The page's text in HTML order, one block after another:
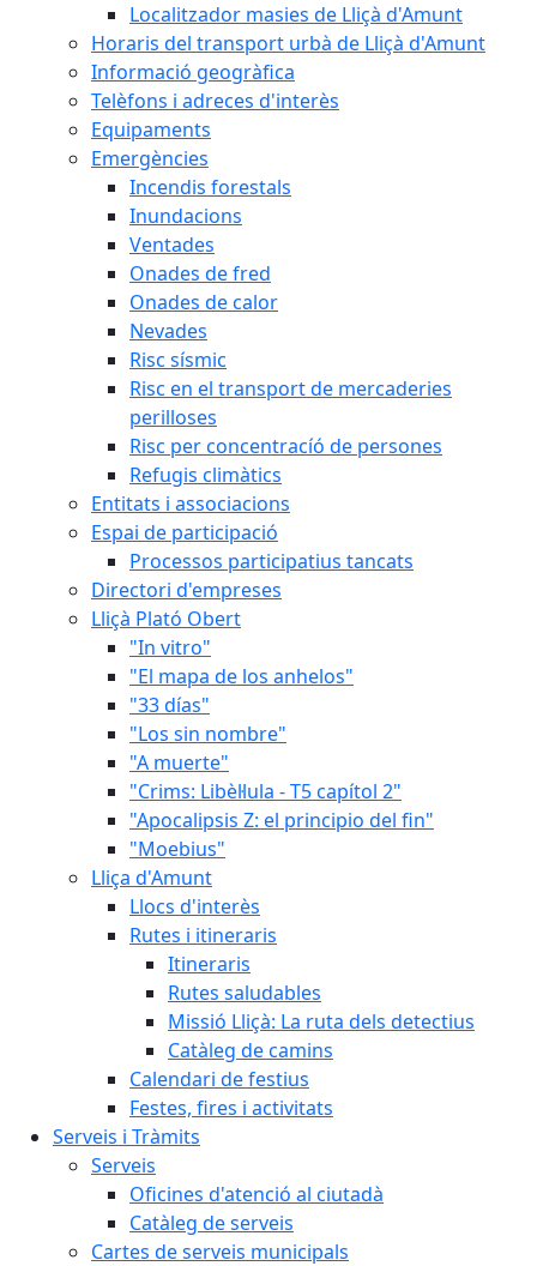
Localitzador masies de Lliçà d'Amunt
Horaris del transport urbà de Lliçà d'Amunt
Informació geogràfica
Telèfons i adreces d'interès
Equipaments
Emergències
Incendis forestals
Inundacions
Ventades
Onades de fred
Onades de calor
Nevades
Risc sísmic
Risc en el transport de mercaderies
perilloses
Risc per concentracíó de persones
Refugis climàtics
Entitats i associacions
Espai de participació
Processos participatius tancats
Directori d'empreses
Lliçà Plató Obert
"In vitro"
"El mapa de los anhelos"
"33 días"
"Los sin nombre"
"A muerte"
"Crims: Libèl·lula - T5 capítol 2"
"Apocalipsis Z: el principio del fin"
"Moebius"
Lliça d'Amunt
Llocs d'interès
Rutes i itineraris
Itineraris
Rutes saludables
Missió Lliçà: La ruta dels detectius
Catàleg de camins
Calendari de festius
Festes, fires i activitats
Serveis i Tràmits
Serveis
Oficines d'atenció al ciutadà
Catàleg de serveis
Cartes de serveis municipals